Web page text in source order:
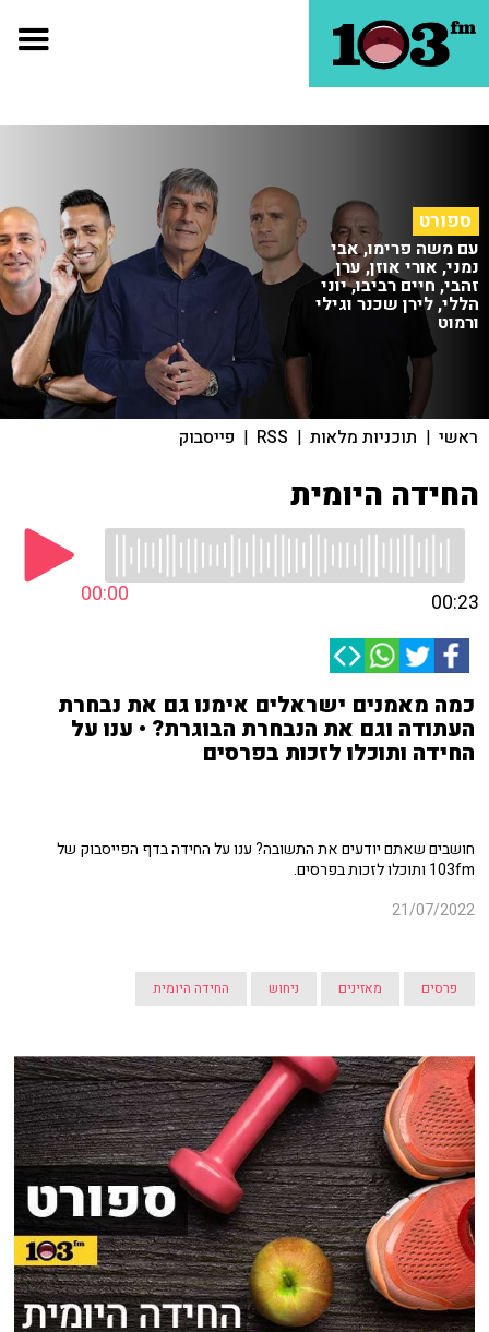
ספורט
עם משה פרימו, אבי
נמני, אורי אוזן, ערן
זהבי, חיים רביבו, יוני
הללי, לירן שכנר וגילי
ורמוט
ראשי | תוכניות מלאות |
RSS
| פייסבוק
החידה היומית
00:00 00:23
כמה מאמנים ישראלים אימנו גם את נבחרת
העתודה וגם את הנבחרת הבוגרת? • ענו על
החידה ותוכלו לזכות בפרסים
חושבים שאתם יודעים את התשובה? ענו על החידה בדף הפייסבוק של
103fm ותוכלו לזכות בפרסים.
21/07/2022
פרסים מאזינים ניחוש החידה היומית